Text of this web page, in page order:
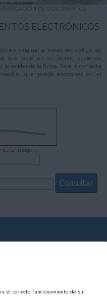
el correcto funcionamiento de su
VERIFICACIÓN DE DOCUMENTOS
ELECTRÓNICOS
original a través del código de
que obre en su poder, pudiendo
validez de la firma. Para la consulta
que puede encontrar en el
la imagen: